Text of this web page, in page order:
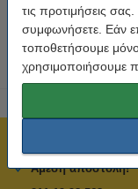
τις προτιμήσεις
συμφωνήσετε. Εάν
τοποθετήσουμε μόνο
χρησιμοποιήσουμε
77,50 €
Άμεση αποστολή!